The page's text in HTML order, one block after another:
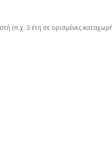
(π.χ. 3 έτη σε ορισμένες